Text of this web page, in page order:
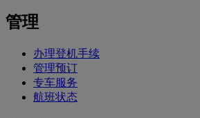
管理
办理登机手续
管理预订
专车服务
航班状态